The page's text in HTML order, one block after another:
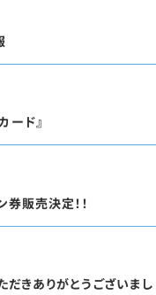
ード』
販売決定！！
きありがとうございまし